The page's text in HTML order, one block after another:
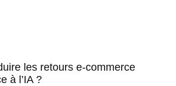
les retours e-commerce
à l’IA ?